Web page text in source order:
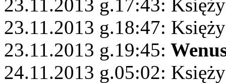
23.11.2013 g.17:43:
23.11.2013 g.18:47:
23.11.2013 g.19:45:
24.11.2013 g.05:02: